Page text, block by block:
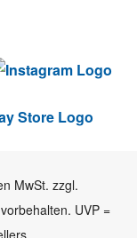
MwSt. zzgl.
UVP =